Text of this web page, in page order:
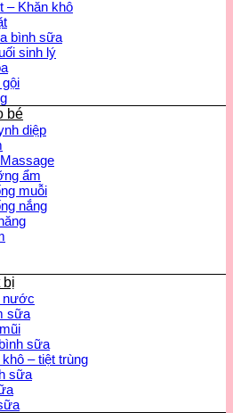
– Khăn khô
bình sữa
sinh lý
bé
diệp
ẩm
muỗi
nắng
bị
nước
sữa
sữa
– tiệt trùng
sữa